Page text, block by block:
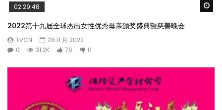
02:29:48
2022第十九届全球杰出女性优秀母亲颁奖盛典暨慈善晚会
TVCN
28 11 月 2022
0
31.2K 76 0